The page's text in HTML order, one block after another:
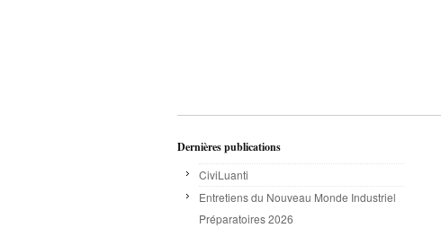
Dernières publications
CiviLuanti
Entretiens du Nouveau Monde Industriel
Préparatoires 2026